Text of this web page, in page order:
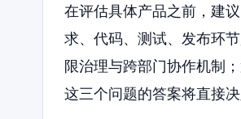
在评估具体产品之前，建
求、代码、测试、发布环
限治理与跨部门协作机制
这三个问题的答案将直接决